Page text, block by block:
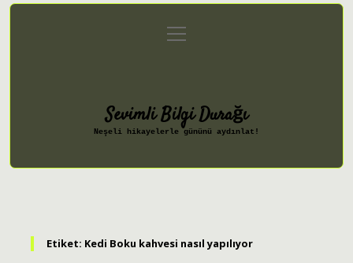
Gizlilik Politikası
menüyü
aç
Sevimli Bilgi Durağı
Neşeli hikayelerle gününü aydınlat!
Etiket: Kedi Boku kahvesi nasıl yapılıyor